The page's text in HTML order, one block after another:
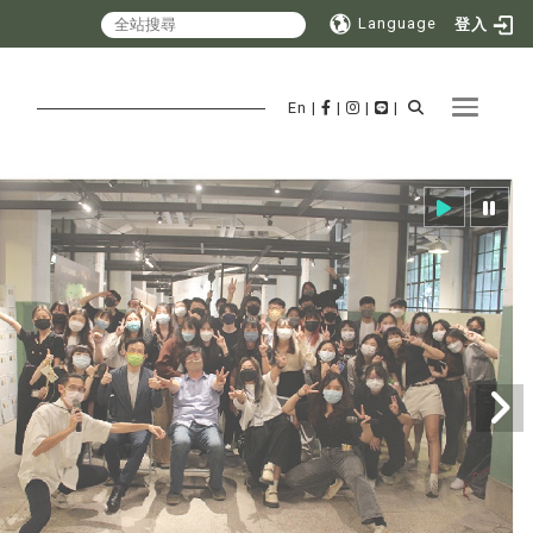
Language 登入
Toggle
En | | | |